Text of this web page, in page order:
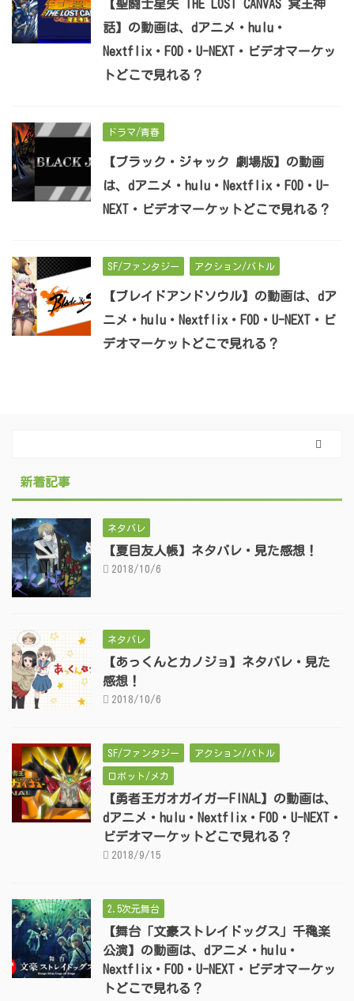
【聖闘士星矢 THE LOST CANVAS 冥王神
話】の動画は、dアニメ・hulu・
Nextflix・FOD・U-NEXT・ビデオマーケッ
トどこで見れる？
ドラマ/青春
【ブラック・ジャック 劇場版】の動画
は、dアニメ・hulu・Nextflix・FOD・U-
NEXT・ビデオマーケットどこで見れる？
SF/ファンタジー アクション/バトル
【ブレイドアンドソウル】の動画は、dア
ニメ・hulu・Nextflix・FOD・U-NEXT・ビ
デオマーケットどこで見れる？
新着記事
ネタバレ
【夏目友人帳】ネタバレ・見た感想！
2018/10/6
ネタバレ
【あっくんとカノジョ】ネタバレ・見た
感想！
2018/10/6
SF/ファンタジー アクション/バトル
ロボット/メカ
【勇者王ガオガイガーFINAL】の動画は、
dアニメ・hulu・Nextflix・FOD・U-NEXT・
ビデオマーケットどこで見れる？
2018/9/15
2.5次元舞台
【舞台「文豪ストレイドッグス」千穐楽
公演】の動画は、dアニメ・hulu・
Nextflix・FOD・U-NEXT・ビデオマーケッ
トどこで見れる？